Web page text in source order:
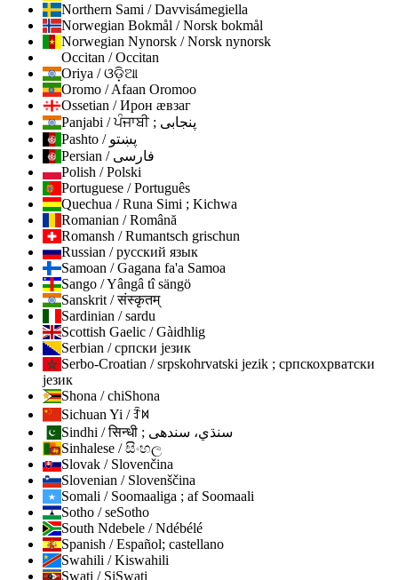
Northern Sami / Davvisámegiella
Norwegian Bokmål / Norsk bokmål
Norwegian Nynorsk / Norsk nynorsk
Occitan / Occitan
Oriya / ଓଡ଼ିଆ
Oromo / Afaan Oromoo
Ossetian / Ирон ӕвзаг
Panjabi / ਪੰਜਾਬੀ ; پنجابی
Pashto / پښتو
Persian / فارسی
Polish / Polski
Portuguese / Português
Quechua / Runa Simi ; Kichwa
Romanian / Română
Romansh / Rumantsch grischun
Russian / русский язык
Samoan / Gagana fa'a Samoa
Sango / Yângâ tî sängö
Sanskrit / संस्कृतम्
Sardinian / sardu
Scottish Gaelic / Gàidhlig
Serbian / српски језик
Serbo-Croatian / srpskohrvatski jezik ; српскохрватски
језик
Shona / chiShona
Sichuan Yi / ꆇꉙ
Sindhi / सिन्धी ; سنڌي، سندھی
Sinhalese / සිංහල
Slovak / Slovenčina
Slovenian / Slovenščina
Somali / Soomaaliga ; af Soomaali
Sotho / seSotho
South Ndebele / Ndébélé
Spanish / Español; castellano
Swahili / Kiswahili
Swati / SiSwati